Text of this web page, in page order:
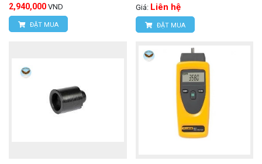
2,940,000 VND
ĐẶT MUA
Giá: Liên hệ
ĐẶT MUA